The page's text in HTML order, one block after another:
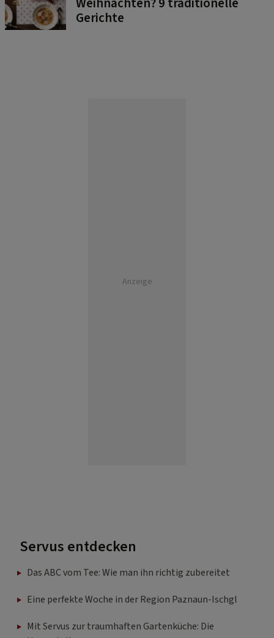
Gerichte
Anzeige
Servus entdecken
Das ABC vom Tee: Wie man ihn richtig zubereitet
Eine perfekte Woche in der Region Paznaun-Ischgl
Mit Servus zur traumhaften Gartenküche: Die